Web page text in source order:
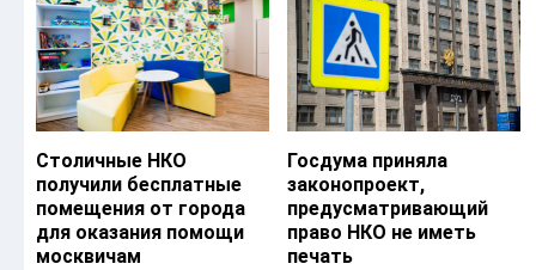
Столичные НКО
получили бесплатные
помещения от города
для оказания помощи
москвичам
Госдума приняла
законопроект,
предусматривающий
право НКО не иметь
печать